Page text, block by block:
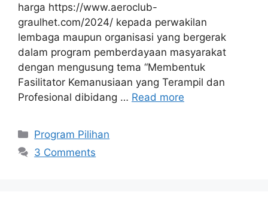
harga https://www.aeroclub-
graulhet.com/2024/ kepada perwakilan
lembaga maupun organisasi yang bergerak
dalam program pemberdayaan masyarakat
dengan mengusung tema “Membentuk
Fasilitator Kemanusiaan yang Terampil dan
Profesional dibidang … Read more
Program Pilihan
3 Comments